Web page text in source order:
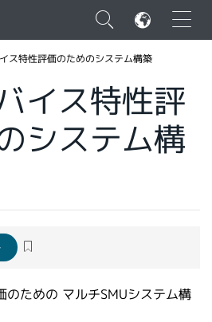
×
ス特性評価のためのシステム構築
イス特性評
システム構
のための マルチSMUシステム構